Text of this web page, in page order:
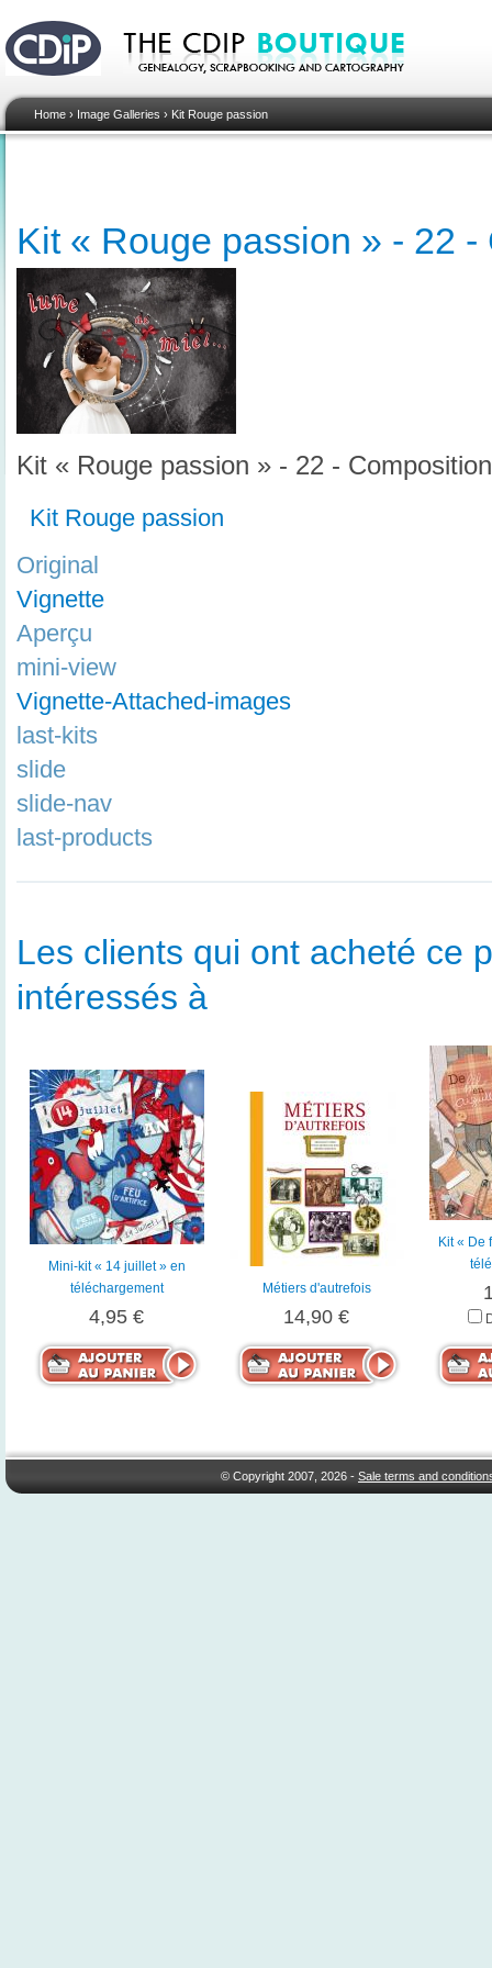
Home › Image Galleries › Kit Rouge passion
Kit « Rouge passion » - 22
Kit « Rouge passion » - 22 - Composition
Kit Rouge passion
Original
Vignette
Aperçu
mini-view
Vignette-Attached-images
last-kits
slide
slide-nav
last-products
Les clients qui ont acheté ce
intéressés à
Mini-kit « 14 juillet » en
téléchargement
4,95 €
Métiers d'autrefois
14,90 €
Kit « De
© Copyright 2007, 2026 -Sale terms and